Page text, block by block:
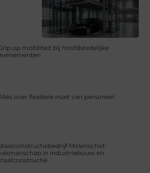
op mobiliteit bij hoofdstedelijke
over flexibele inzet van personeel
Molenschot:
in industriebouw en